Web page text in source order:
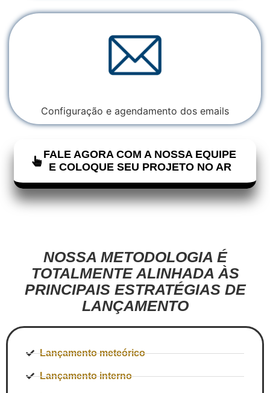
Configuração e agendamento dos emails
FALE AGORA COM A NOSSA EQUIPE
E COLOQUE SEU PROJETO NO AR
NOSSA METODOLOGIA É
TOTALMENTE ALINHADA ÀS
PRINCIPAIS ESTRATÉGIAS DE
LANÇAMENTO
Lançamento meteórico
Lançamento interno